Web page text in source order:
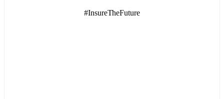
#InsureTheFuture